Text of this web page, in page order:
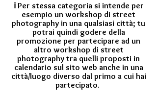
ℹ Per stessa categoria si intende per
esempio un workshop di street
photography in una qualsiasi città; tu
potrai quindi godere della
promozione per partecipare ad un
altro workshop di street
photography tra quelli proposti in
calendario sul sito web anche in una
città/luogo diverso dal primo a cui hai
partecipato.